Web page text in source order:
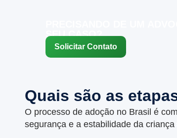
SEU CASO?
Solicitar Contato
Quais são as
O processo de adoção no Brasil é
segurança e a estabilidade da